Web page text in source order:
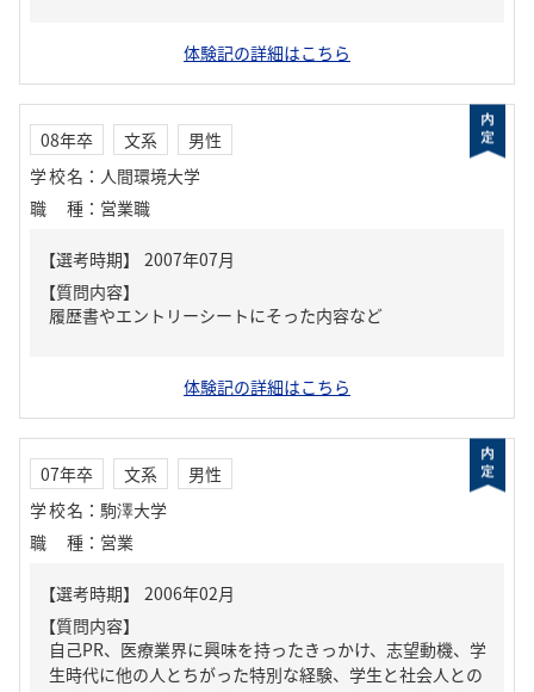
体験記の詳細はこちら
08年卒 文系
男性
学校名 ： 人間環境大学
職種 ： 営業職
【質問内容】
履歴書やエントリーシートにそった内容など
体験記の詳細はこちら
07年卒 文系
男性
学校名 ： 駒澤大学
職種 ： 営業
【質問内容】
自己PR、医療業界に興味を持ったきっかけ、志望動機、学
生時代に他の人とちがった特別な経験、学生と社会人との